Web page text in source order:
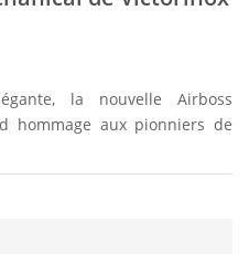
la nouvelle Airboss
hommage aux pionniers de